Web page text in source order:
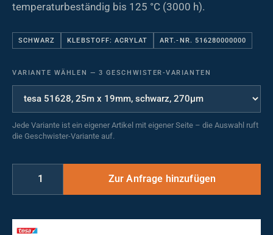
temperaturbeständig bis 125 °C (3000 h).
SCHWARZ KLEBSTOFF: ACRYLAT ART.-NR. 516280000000
VARIANTE WÄHLEN — 3 GESCHWISTER-VARIANTEN
Jede Variante ist ein eigener Artikel mit eigener Seite – die Auswahl ruft
die Geschwister-Variante auf.